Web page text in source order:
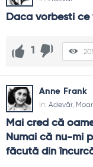
Adevărul doare
Pe termen scurt
adevărul devine
cooperare.
Daca vorbesti ce
1
Anne Frank
In: Adevăr,
Mai cred că
Numai că nu-mi
făcută din